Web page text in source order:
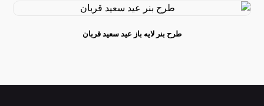
طرح بنر لایه باز عید سعید قربان